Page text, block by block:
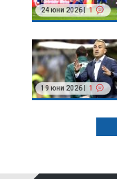
24 юни 2026 | 1
19 юни 2026 | 1